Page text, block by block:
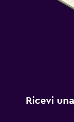
Ricevi